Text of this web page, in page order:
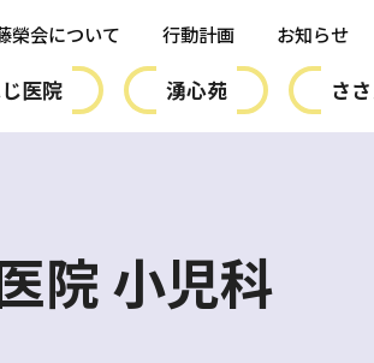
榮会について 行動計画 お知らせ
医院 湧心苑 さ
院 小児科